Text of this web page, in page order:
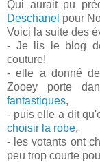
Qui aurait pu
Deschanel pour
Voici la suite des
- Je lis le blog
couture!
- elle a donné
Zooey porte
fantastiques,
- puis elle a dit
choisir la robe,
- les votants ont
peu trop courte